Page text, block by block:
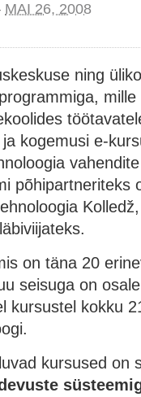
MAI 26, 2008
ning
kogemusi e-
põhipartneriteks
on täna 20
seisuga on
kursustel kokku
kursused on